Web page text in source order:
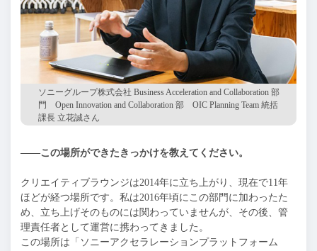
ソニーグループ株式会社 Business Acceleration and Collaboration 部
門 Open Innovation and Collaboration 部 OIC Planning Team 統括
課長 立花誠さん
——この場所ができたきっかけを教えてください。
クリエイティブラウンジは2014年に立ち上がり、現在で11年
ほどが経つ場所です。私は2016年頃にこの部門に加わったた
め、立ち上げそのものには関わっていませんが、その後、管
理責任者として運営に携わってきました。
この場所は「ソニーアクセラレーションプラットフォーム